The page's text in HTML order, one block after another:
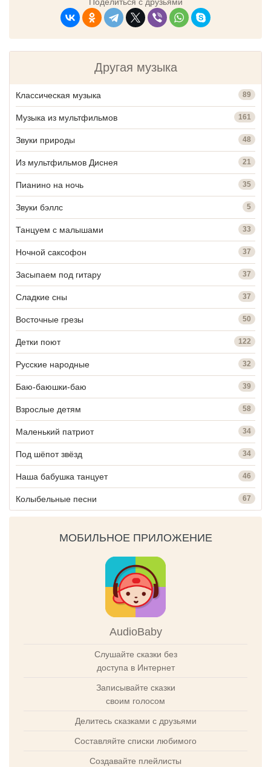
Поделиться с друзьями
Другая музыка
Классическая музыка 89
Музыка из мультфильмов 161
Звуки природы 48
Из мультфильмов Диснея 21
Пианино на ночь 35
Звуки бэллс 5
Танцуем с малышами 33
Ночной саксофон 37
Засыпаем под гитару 37
Сладкие сны 37
Восточные грезы 50
Детки поют 122
Русские народные 32
Баю-баюшки-баю 39
Взрослые детям 58
Маленький патриот 34
Под шёпот звёзд 34
Наша бабушка танцует 46
Колыбельные песни 67
МОБИЛЬНОЕ ПРИЛОЖЕНИЕ
AudioBaby
Слушайте сказки без
доступа в Интернет
Записывайте сказки
своим голосом
Делитесь сказками с друзьями
Составляйте списки любимого
Создавайте плейлисты